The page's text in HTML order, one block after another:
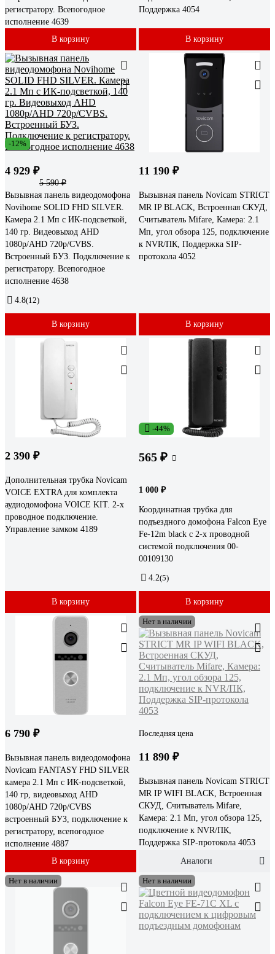
регистратору. Всепогодное
исполнение 4639
В корзину
Поддержка 4054
В корзину
-12%
4 929 ₽
5 590 ₽
Вызывная панель видеодомофона
Novihome SOLID FHD SILVER.
Камера 2.1 Мп с ИК-подсветкой,
140 гр. Видеовыход AHD
1080p/AHD 720p/CVBS.
Встроенный БУЗ. Подключение к
регистратору. Всепогодное
исполнение 4638
4.8(12)
В корзину
11 190 ₽
Вызывная панель Novicam STRICT
MR IP BLACK, Встроенная СКУД,
Считыватель Mifare, Камера: 2.1
Мп, угол обзора 125, подключение
к NVR/ПК, Поддержка SIP-
протокола 4052
В корзину
2 390 ₽
Дополнительная трубка Novicam
VOICE EXTRA для комплекта
аудиодомофона VOICE KIT. 2-х
проводное подключение.
Управление замком 4189
В корзину
-44%
565 ₽
1 000 ₽
Координатная трубка для
подъездного домофона Falcon Eye
Fe-12m black с 2-х проводной
системой подключения 00-
00109130
4.2(5)
В корзину
6 790 ₽
Вызывная панель видеодомофона
Novicam FANTASY FHD SILVER
камера 2.1 Мп с ИК-подсветкой,
140 гр, видеовыход AHD
1080p/AHD 720p/CVBS
встроенный БУЗ, подключение к
регистратору, всепогодное
исполнение 4887
В корзину
Нет в наличии
Последняя цена
11 890 ₽
Вызывная панель Novicam STRICT
MR IP WIFI BLACK, Встроенная
СКУД, Считыватель Mifare,
Камера: 2.1 Мп, угол обзора 125,
подключение к NVR/ПК,
Поддержка SIP-протокола 4053
Аналоги
Нет в наличии Нет в наличии